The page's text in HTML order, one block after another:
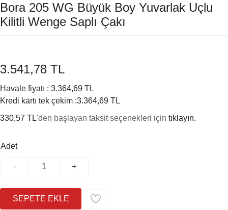
Bora 205 WG Büyük Boy Yuvarlak Uçlu
Kilitli Wenge Saplı Çakı
3.541,78 TL
Havale fiyatı : 3.364,69 TL
Kredi kartı tek çekim :3.364,69 TL
330,57 TL'den başlayan taksit seçenekleri için tıklayın.
Adet
- +